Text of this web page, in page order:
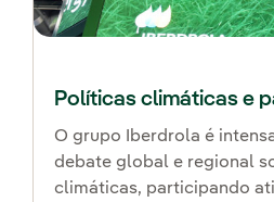
Políticas climáticas e
O grupo Iberdrola é
debate global e regional
climáticas, participando